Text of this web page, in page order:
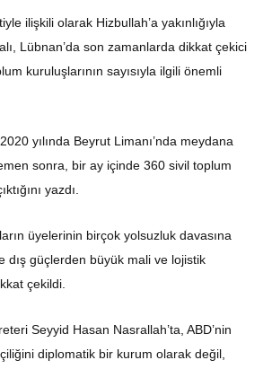
ilişkili olarak Hizbullah’a yakınlığıyla
Lübnan’da son zamanlarda dikkat çekici
kuruluşlarının sayısıyla ilgili önemli
yılında Beyrut Limanı’nda meydana
sonra, bir ay içinde 360 sivil toplum
yazdı.
üyelerinin birçok yolsuzluk davasına
dış güçlerden büyük mali ve lojistik
çekildi.
Seyyid Hasan Nasrallah’ta, ABD’nin
diplomatik bir kurum olarak değil,